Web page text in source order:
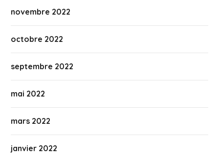
novembre 2022
octobre 2022
septembre 2022
mai 2022
mars 2022
janvier 2022